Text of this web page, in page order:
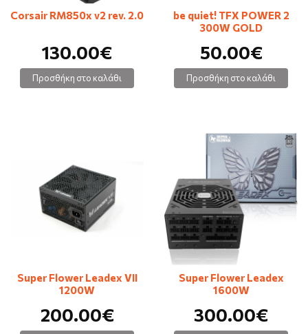
Corsair RM850x v2 rev. 2.0
130.00€
Προσθήκη στο καλάθι
be quiet! TFX POWER 2
300W GOLD
50.00€
Προσθήκη στο καλάθι
Super Flower Leadex VII
1200W
200.00€
Super Flower Leadex
1600W
300.00€